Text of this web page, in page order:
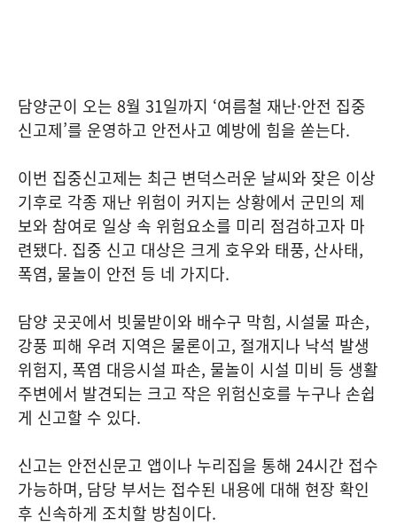
담양군이 오는 8월 31일까지 ‘여름철 재난·안전 집중
신고제’를 운영하고 안전사고 예방에 힘을 쏟는다.
이번 집중신고제는 최근 변덕스러운 날씨와 잦은 이상
기후로 각종 재난 위험이 커지는 상황에서 군민의 제
보와 참여로 일상 속 위험요소를 미리 점검하고자 마
련됐다. 집중 신고 대상은 크게 호우와 태풍, 산사태,
폭염, 물놀이 안전 등 네 가지다.
담양 곳곳에서 빗물받이와 배수구 막힘, 시설물 파손,
강풍 피해 우려 지역은 물론이고, 절개지나 낙석 발생
위험지, 폭염 대응시설 파손, 물놀이 시설 미비 등 생활
주변에서 발견되는 크고 작은 위험신호를 누구나 손쉽
게 신고할 수 있다.
신고는 안전신문고 앱이나 누리집을 통해 24시간 접수
가능하며, 담당 부서는 접수된 내용에 대해 현장 확인
후 신속하게 조치할 방침이다.